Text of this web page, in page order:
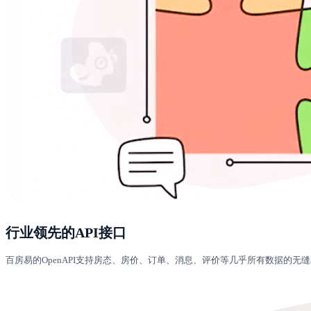
行业领先的API接口
百房易的OpenAPI支持房态、房价、订单、消息、评价等几乎所有数据的无